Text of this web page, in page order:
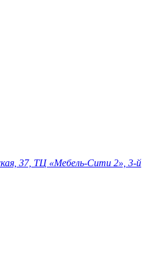
37, ТЦ «Мебель-Сити 2», 3-й